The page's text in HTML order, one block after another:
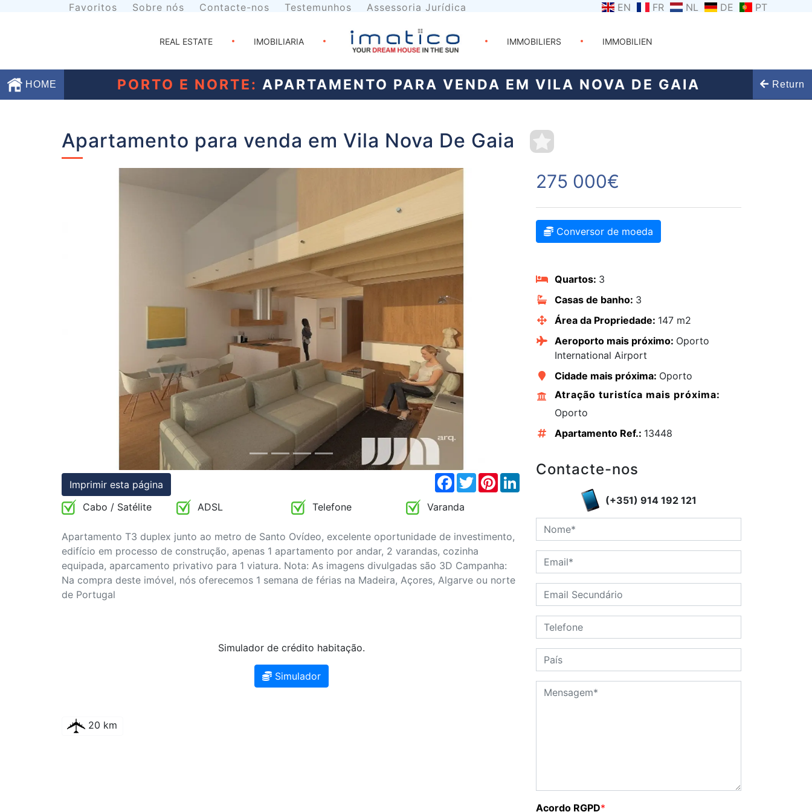
Favoritos Sobre nós Contacte-nos Testemunhos Assessoria Jurídica EN FR NL DE PT
REAL ESTATE IMOBILIARIA IMMOBILIERS IMMOBILIEN
HOME PORTO E NORTE: APARTAMENTO PARA VENDA EM VILA NOVA DE GAIA Return
Apartamento para venda em Vila Nova De Gaia
Imprimir esta página
Facebook
TwitterPinterestLinkedIn
Cabo / Satélite ADSL Telefone Varanda
Apartamento T3 duplex junto ao metro de Santo Ovídeo, excelente oportunidade de investimento,
edifício em processo de construção, apenas 1 apartamento por andar, 2 varandas, cozinha
equipada, aparcamento privativo para 1 viatura. Nota: As imagens divulgadas são 3D Campanha:
Na compra deste imóvel, nós oferecemos 1 semana de férias na Madeira, Açores, Algarve ou norte
de Portugal
Simulador de crédito habitação.
Simulador
20 km
275 000€
Conversor de moeda
Quartos: 3
Casas de banho: 3
Área da Propriedade: 147 m2
Aeroporto mais próximo: Oporto
International Airport
Cidade mais próxima: Oporto
Atração turistíca mais próxima:
Oporto
Apartamento Ref.: 13448
Contacte-nos
(+351) 914 192 121
Acordo RGPD*